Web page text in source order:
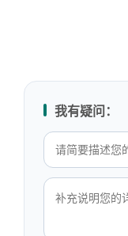
我有疑问：